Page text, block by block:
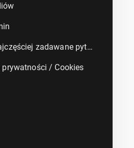
FAQ - Najczęściej zadawane pytania
prywatności / Cookies